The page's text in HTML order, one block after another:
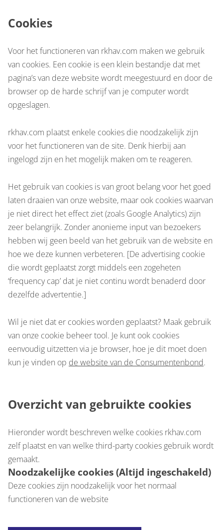
Cookies
Voor het functioneren van rkhav.com maken we gebruik
van cookies. Een cookie is een klein bestandje dat met
pagina’s van deze website wordt meegestuurd en door de
browser op de harde schrijf van je computer wordt
opgeslagen.
rkhav.com plaatst enkele cookies die noodzakelijk zijn
voor het functioneren van de site. Denk hierbij aan
ingelogd zijn en het mogelijk maken om te reageren.
Het gebruik van cookies is van groot belang voor het goed
laten draaien van onze website, maar ook cookies waarvan
je niet direct het effect ziet (zoals Google Analytics) zijn
zeer belangrijk. Zonder anonieme input van bezoekers
hebben wij geen beeld van het gebruik van de website en
hoe we deze kunnen verbeteren. [De advertising cookie
die wordt geplaatst zorgt middels een zogeheten
‘frequency cap’ dat je niet continu wordt benaderd door
dezelfde advertentie.]
Wil je niet dat er cookies worden geplaatst? Maak gebruik
van onze cookie beheer tool. Je kunt ook cookies
eenvoudig uitzetten via je browser, hoe je dit moet doen
kun je vinden op de website van de Consumentenbond.
Overzicht van gebruikte cookies
Hieronder wordt beschreven welke cookies rkhav.com
zelf plaatst en van welke third-party cookies gebruik wordt
gemaakt.
Noodzakelijke cookies(Altijd ingeschakeld)
Deze cookies zijn noodzakelijk voor het normaal
functioneren van de website